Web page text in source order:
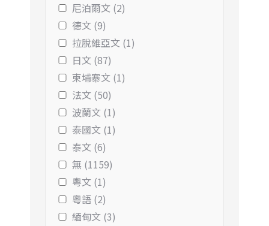
尼泊爾文 (2)
德文 (9)
拉脫維亞文 (1)
日文 (87)
柬埔寨文 (1)
法文 (50)
波蘭文 (1)
泰國文 (1)
泰文 (6)
無 (1159)
粵文 (1)
粵語 (2)
緬甸文 (3)